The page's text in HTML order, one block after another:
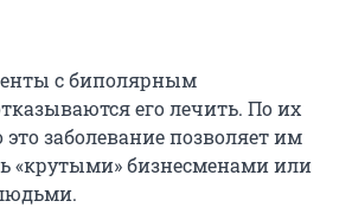
с биполярным
его лечить. По их
заболевание позволяет им
«крутыми» бизнесменами или